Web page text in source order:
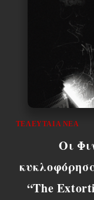
ΤΕΛΕΥΤΑΊΑ ΝΈΑ
Οι
“The